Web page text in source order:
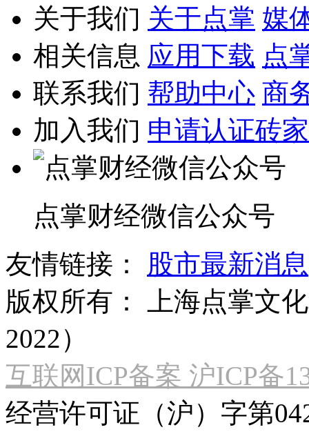
关于我们 关于点掌 媒
相关信息 应用下载 点
联系我们 帮助中心 商
加入我们 申请认证砖家
点掌财经微信公众号
友情链接：
股市最新消息
版权所有：
上海点掌文
2022）
互联网ICP备案 沪ICP备
经营许可证（沪）字第